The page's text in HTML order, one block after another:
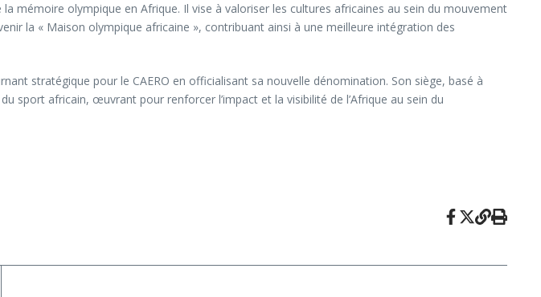
mémoire olympique en Afrique. Il vise à valoriser les cultures africaines au sein du mouvement
la « Maison olympique africaine », contribuant ainsi à une meilleure intégration des
stratégique pour le CAERO en officialisant sa nouvelle dénomination. Son siège, basé à
sport africain, œuvrant pour renforcer l’impact et la visibilité de l’Afrique au sein du